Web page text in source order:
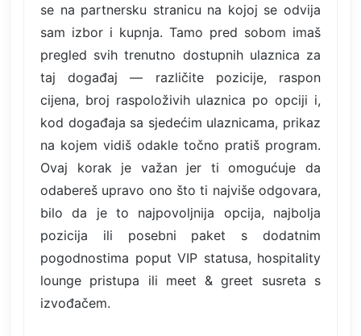
se na partnersku stranicu na kojoj se odvija
sam izbor i kupnja. Tamo pred sobom imaš
pregled svih trenutno dostupnih ulaznica za
taj događaj — različite pozicije, raspon
cijena, broj raspoloživih ulaznica po opciji i,
kod događaja sa sjedećim ulaznicama, prikaz
na kojem vidiš odakle točno pratiš program.
Ovaj korak je važan jer ti omogućuje da
odabereš upravo ono što ti najviše odgovara,
bilo da je to najpovoljnija opcija, najbolja
pozicija ili posebni paket s dodatnim
pogodnostima poput VIP statusa, hospitality
lounge pristupa ili meet & greet susreta s
izvođačem.